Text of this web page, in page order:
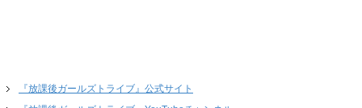
『放課後ガールズトライブ』公式サイト